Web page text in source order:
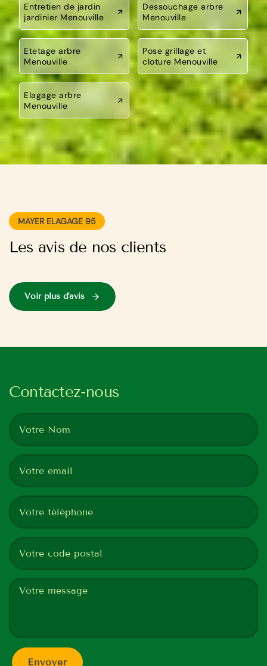
Entretien de jardin
jardinier Menouville
Dessouchage arbre
Menouville
Etetage arbre
Menouville
Pose grillage et
cloture Menouville
Elagage arbre
Menouville
MAYER ELAGAGE 95
Les avis de nos clients
Voir plus d'avis
Contactez-nous